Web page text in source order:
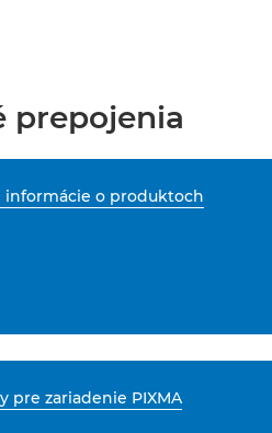
prepojenia
informácie o produktoch
pre zariadenie PIXMA